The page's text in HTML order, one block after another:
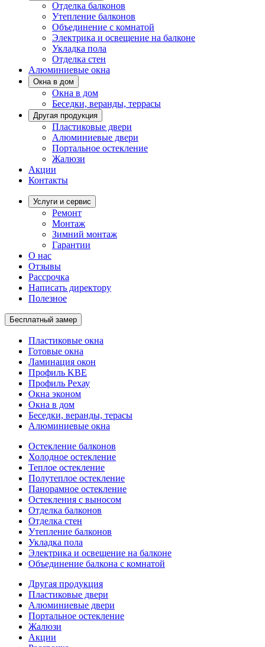
Отделка балконов
Утепление балконов
Объединение с комнатой
Электрика и освещение на балконе
Укладка пола
Отделка стен
Алюминиевые окна
Окна в дом
Окна в дом
Беседки, веранды, террасы
Другая продукция
Пластиковые двери
Алюминиевые двери
Портальное остекление
Жалюзи
Акции
Контакты
Услуги и сервис
Ремонт
Монтаж
Зимний монтаж
Гарантии
О нас
Отзывы
Рассрочка
Написать директору
Полезное
Бесплатный замер
Пластиковые окна
Готовые окна
Ламинация окон
Профиль KBE
Профиль Рехау
Окна эконом
Окна в дом
Беседки, веранды, терасы
Алюминиевые окна
Остекление балконов
Холодное остекление
Теплое остекление
Полутеплое остекление
Панорамное остекление
Остекления с выносом
Отделка балконов
Отделка стен
Утепление балконов
Укладка пола
Электрика и освещение на балконе
Объединение балкона с комнатой
Другая продукция
Пластиковые двери
Алюминиевые двери
Портальное остекление
Жалюзи
Акции